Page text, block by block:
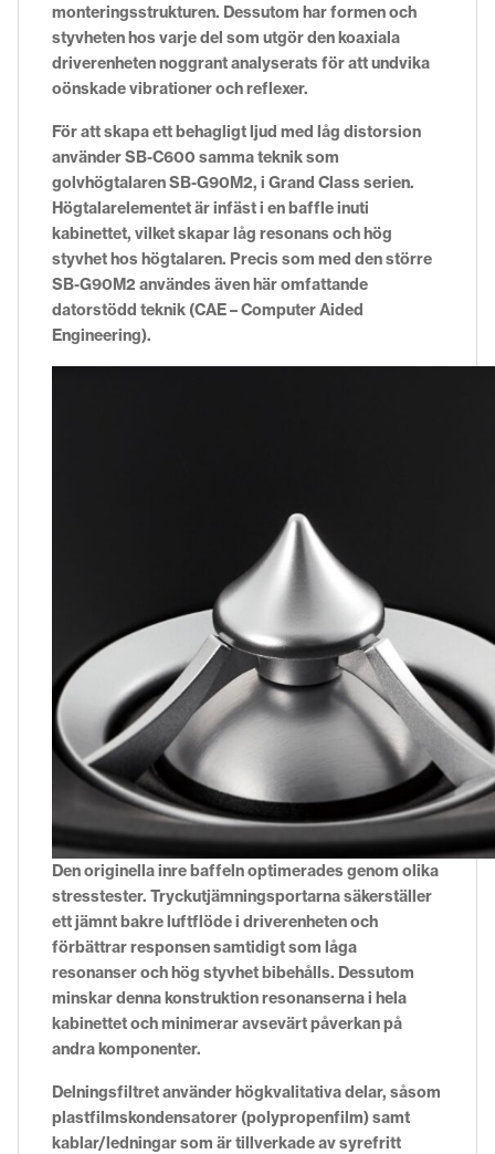
monteringsstrukturen. Dessutom har formen och
styvheten hos varje del som utgör den koaxiala
driverenheten noggrant analyserats för att undvika
oönskade vibrationer och reflexer.
För att skapa ett behagligt ljud med låg distorsion
använder SB-C600 samma teknik som
golvhögtalaren SB-G90M2, i Grand Class serien.
Högtalarelementet är infäst i en baffle inuti
kabinettet, vilket skapar låg resonans och hög
styvhet hos högtalaren. Precis som med den större
SB-G90M2 användes även här omfattande
datorstödd teknik (CAE – Computer Aided
Engineering).
Den originella inre baffeln optimerades genom olika
stresstester. Tryckutjämningsportarna säkerställer
ett jämnt bakre luftflöde i driverenheten och
förbättrar responsen samtidigt som låga
resonanser och hög styvhet bibehålls. Dessutom
minskar denna konstruktion resonanserna i hela
kabinettet och minimerar avsevärt påverkan på
andra komponenter.
Delningsfiltret använder högkvalitativa delar, såsom
plastfilmskondensatorer (polypropenfilm) samt
kablar/ledningar som är tillverkade av syrefritt